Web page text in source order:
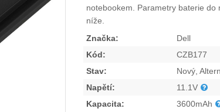
notebookem. Parametry baterie do
níže.
Značka:
Dell
Kód:
CZB177
Stav:
Nový,
Napětí:
11.1V
Kapacita:
3600mAh